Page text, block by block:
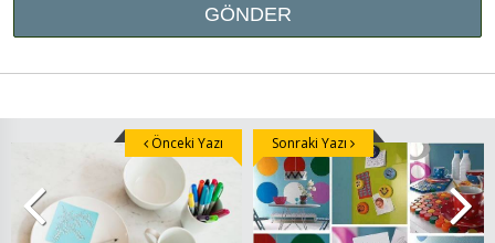
Önceki Yazı Sonraki Yazı